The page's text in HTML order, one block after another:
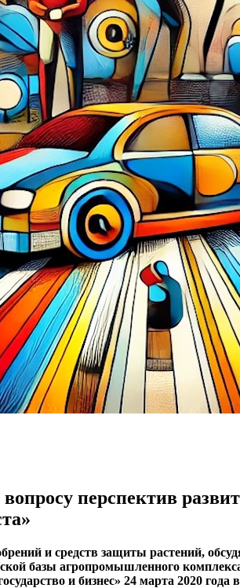
перспектив
и средств защиты растений,
базы агропромышленного
и бизнес» 24 марта 2020